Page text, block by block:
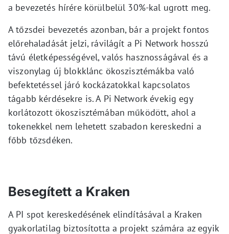
a bevezetés hírére körülbelül 30%-kal ugrott meg.
A tőzsdei bevezetés azonban, bár a projekt fontos
előrehaladását jelzi, rávilágít a Pi Network hosszú
távú életképességével, valós hasznosságával és a
viszonylag új blokklánc ökoszisztémákba való
befektetéssel járó kockázatokkal kapcsolatos
tágabb kérdésekre is. A Pi Network évekig egy
korlátozott ökoszisztémában működött, ahol a
tokenekkel nem lehetett szabadon kereskedni a
főbb tőzsdéken.
Besegített a Kraken
A PI spot kereskedésének elindításával a Kraken
gyakorlatilag biztosította a projekt számára az egyik